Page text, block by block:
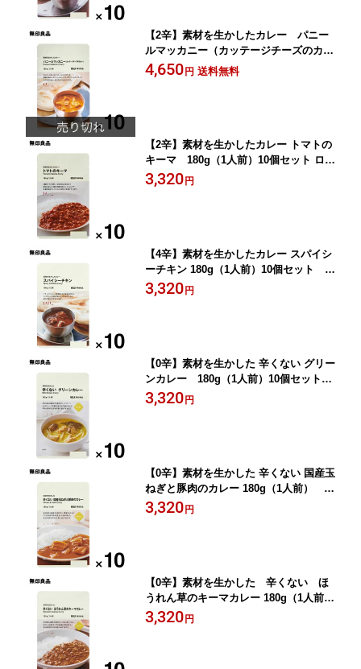
【2辛】素材を生かしたカレー パニー
ルマッカニー（カッテージチーズのカレ
ー） 180g（1人前）10個セット ローリ
ングストック 備蓄 防災【無印良品 公
4,650 円 送料無料
【2辛】素材を生かしたカレー トマトの
キーマ 180g（1人前）10個セット ロー
リングストック 備蓄 防災【無印良品 公
式】
3,320 円
【4辛】素材を生かしたカレー スパイシ
ーチキン 180g（1人前）10個セット ロ
ーリングストック 備蓄 防災【無印良
品 公式】
3,320 円
【0辛】素材を生かした 辛くない グリー
ンカレー 180g（1人前）10個セット
ローリングストック 備蓄 防災【無印良
品 公式】
3,320 円
【0辛】素材を生かした 辛くない 国産玉
ねぎと豚肉のカレー 180g（1人前） 10
個セット ローリングストック 備蓄 防
災【無印良品 公式】
3,320 円
【0辛】素材を生かした 辛くない ほ
うれん草のキーマカレー 180g（1人前）
10個セット ローリングストック 備蓄
防災【無印良品 公式】
3,320 円